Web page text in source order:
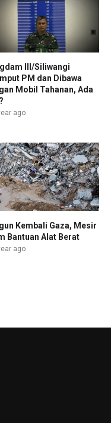
III/Siliwangi
PM dan Dibawa
Mobil Tahanan, Ada
ago
Kembali Gaza, Mesir
Bantuan Alat Berat
ago